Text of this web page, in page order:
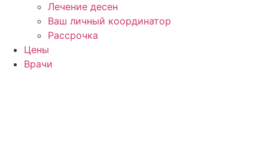
Лечение десен
Ваш личный координатор
Рассрочка
Цены
Врачи